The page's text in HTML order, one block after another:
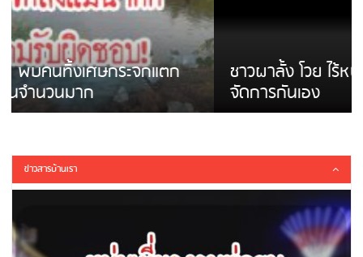
ชาวผาลั้ง โวย ไร้หน่วยงานดูแล ดินสไลด์ ต้อง
จัดการกันเอง
ข่าวสารบ้านเรา